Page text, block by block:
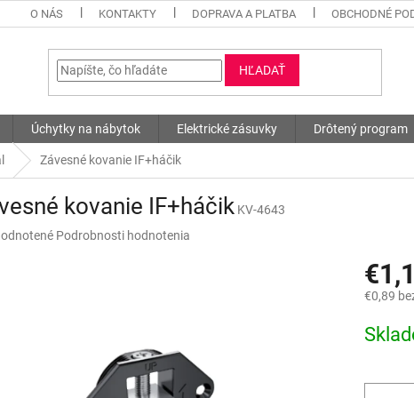
O NÁS KONTAKTY DOPRAVA A PLATBA OBCHODNÉ
HĽADAŤ
Úchytky na nábytok Elektrické zásuvky Drôtený program
Závesné kovanie IF+háčik
kovanie IF+háčik KV-4643
Podrobnosti hodnotenia
€0,89
cena: